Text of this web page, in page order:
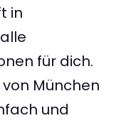
in
für dich.
München
und